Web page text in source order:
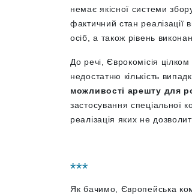
немає якісної системи
фактичний стан
осіб, а також рівень
До речі, Єврокомісія
недостатню кількість
можливості арешту для
застосування спеціальної
реалізація яких не
***
Як бачимо, Європейська